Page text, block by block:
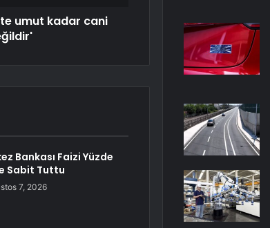
umut kadar cani
Bankası Faizi Yüzde
Sabit Tuttu
7, 2026